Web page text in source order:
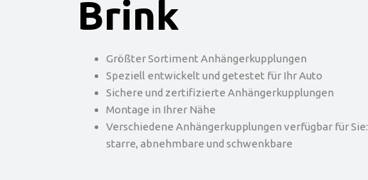
Brink
Größter Sortiment Anhängerkupplungen
Speziell entwickelt und getestet für Ihr Auto
Sichere und zertifizierte Anhängerkupplungen
Montage in Ihrer Nähe
Verschiedene Anhängerkupplungen verfügbar für Sie:
starre, abnehmbare und schwenkbare